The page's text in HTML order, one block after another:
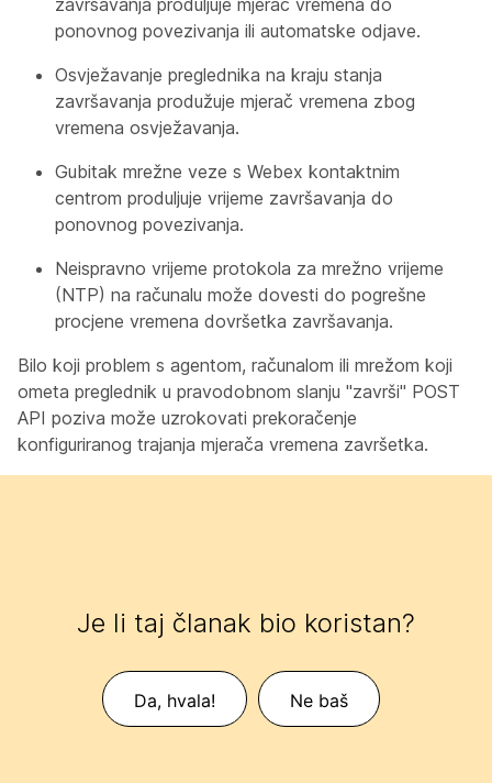
završavanja produljuje mjerač vremena do
ponovnog povezivanja ili automatske odjave.
Osvježavanje preglednika na kraju stanja
završavanja produžuje mjerač vremena zbog
vremena osvježavanja.
Gubitak mrežne veze s Webex kontaktnim
centrom produljuje vrijeme završavanja do
ponovnog povezivanja.
Neispravno vrijeme protokola za mrežno vrijeme
(NTP) na računalu može dovesti do pogrešne
procjene vremena dovršetka završavanja.
Bilo koji problem s agentom, računalom ili mrežom koji
ometa preglednik u pravodobnom slanju "završi" POST
API poziva može uzrokovati prekoračenje
konfiguriranog trajanja mjerača vremena završetka.
Je li taj članak bio koristan?
Da, hvala! Ne baš